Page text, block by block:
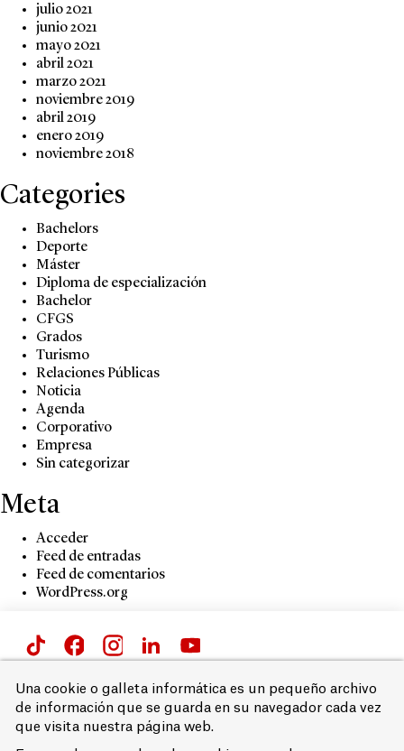
julio 2021
junio 2021
mayo 2021
abril 2021
marzo 2021
noviembre 2019
abril 2019
enero 2019
noviembre 2018
Categories
Bachelors
Deporte
Máster
Diploma de especialización
Bachelor
CFGS
Grados
Turismo
Relaciones Públicas
Noticia
Agenda
Corporativo
Empresa
Sin categorizar
Meta
Acceder
Feed de entradas
Feed de comentarios
WordPress.org
Passeig de Gràcia 66 i 71,
08007 Barcelona
T. 93 215 68 00
Aviso legal
Una cookie o galleta informática es un pequeño archivo
de información que se guarda en su navegador cada vez
que visita nuestra página web.